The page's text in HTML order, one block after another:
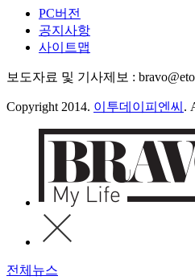
PC버전
공지사항
사이트맵
보도자료 및 기사제보 :
Copyright 2014. 이투데이피엔씨 .
전체뉴스